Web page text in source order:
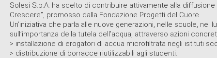
Solesi S.p.A. ha scelto di contribuire attivamente alla
Crescere”, promosso dalla Fondazione Progetti del Cuore.
Un’iniziativa che parla alle nuove generazioni, nelle scuole,
sull’importanza della tutela dell’acqua, attraverso azioni
> installazione di erogatori di acqua microfiltrata negli istituti
> distribuzione di borracce riutilizzabili agli studenti.